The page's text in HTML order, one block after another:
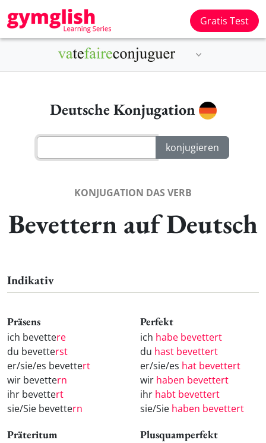
Gratis Test
Deutsche Konjugation
KONJUGATION DAS VERB
Bevettern auf Deutsch
Indikativ
Präsens
ich bevettere
du bevetterst
er/sie/es bevettert
wir bevettern
ihr bevettert
sie/Sie bevettern
Perfekt
ich habe bevettert
du hast bevettert
er/sie/es hat bevettert
wir haben bevettert
ihr habt bevettert
sie/Sie haben bevettert
Präteritum Plusquamperfekt